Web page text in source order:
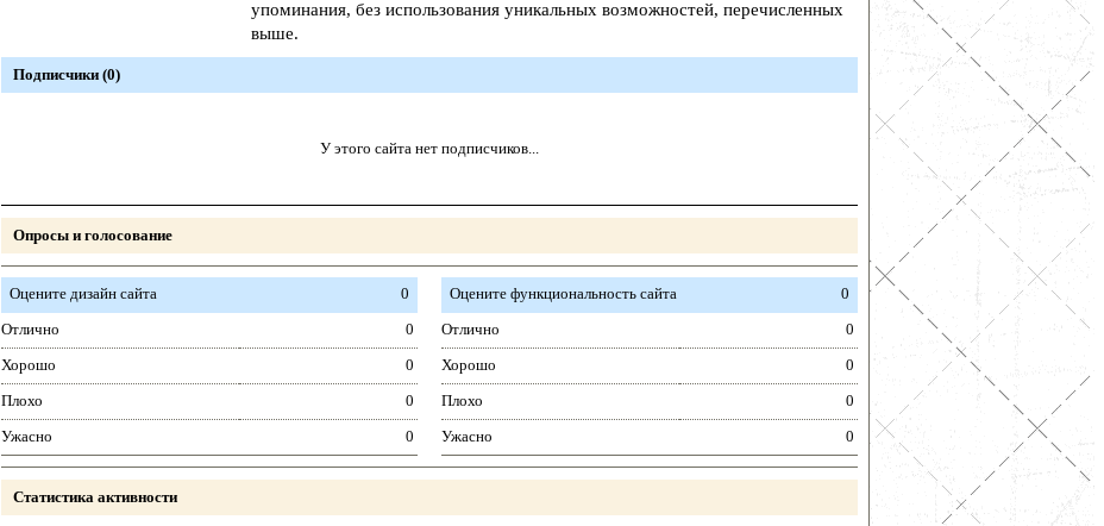
упоминания, без использования уникальных возможностей, перечисленных
выше.
Подписчики (0)
У этого сайта нет подписчиков...
Опросы и голосование
Оцените дизайн сайта
0
Отлично
0
Хорошо
0
Плохо
0
Ужасно
0
Оцените функциональность сайта
0
Отлично
0
Хорошо
0
Плохо
0
Ужасно
0
Статистика активности